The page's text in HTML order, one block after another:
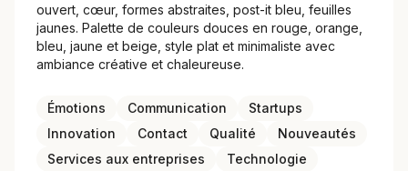
ouvert, cœur, formes abstraites, post-it bleu, feuilles
jaunes. Palette de couleurs douces en rouge, orange,
bleu, jaune et beige, style plat et minimaliste avec
ambiance créative et chaleureuse.
Émotions Communication
Startups
Innovation
Contact Qualité
Nouveautés
Services aux entreprises
Technologie